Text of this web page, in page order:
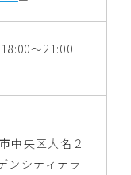
～21:00
中央区大名２
ンシティテラ